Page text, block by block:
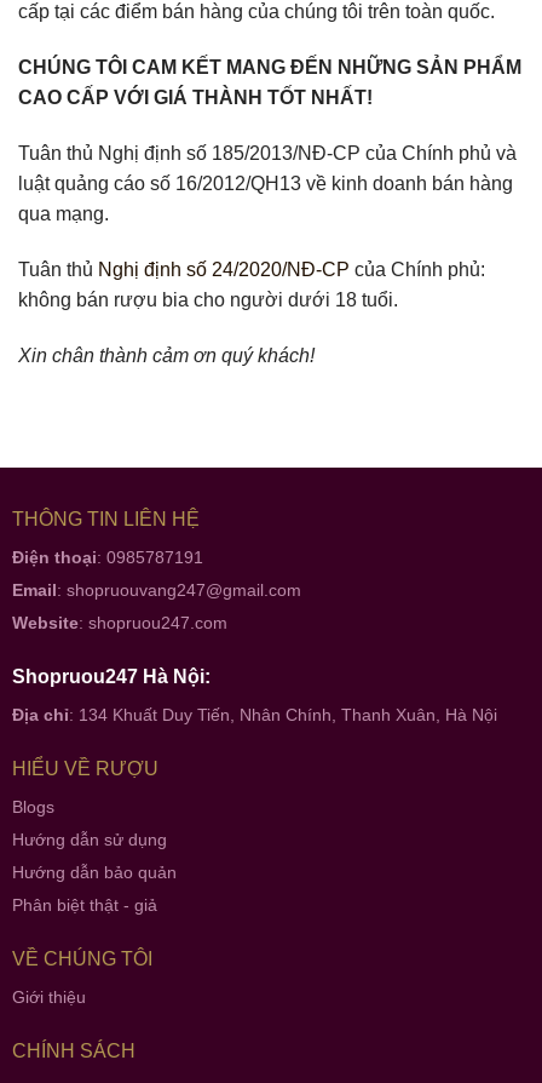
cấp tại các điểm bán hàng của chúng tôi trên toàn quốc.
CHÚNG TÔI CAM KẾT MANG ĐẾN NHỮNG SẢN PHẨM
CAO CẤP VỚI GIÁ THÀNH TỐT NHẤT!
Tuân thủ Nghị định số 185/2013/NĐ-CP của Chính phủ và
luật quảng cáo số 16/2012/QH13 về kinh doanh bán hàng
qua mạng.
Tuân thủ Nghị định số 24/2020/NĐ-CP của Chính phủ:
không bán rượu bia cho người dưới 18 tuổi.
Xin chân thành cảm ơn quý khách!
THÔNG TIN LIÊN HỆ
Điện thoại: 0985787191
Email: shopruouvang247@gmail.com
Website: shopruou247.com
Shopruou247 Hà Nội:
Địa chỉ: 134 Khuất Duy Tiến, Nhân Chính, Thanh Xuân, Hà Nội
HIỂU VỀ RƯỢU
Blogs
Hướng dẫn sử dụng
Hướng dẫn bảo quản
Phân biệt thật - giả
VỀ CHÚNG TÔI
Giới thiệu
CHÍNH SÁCH